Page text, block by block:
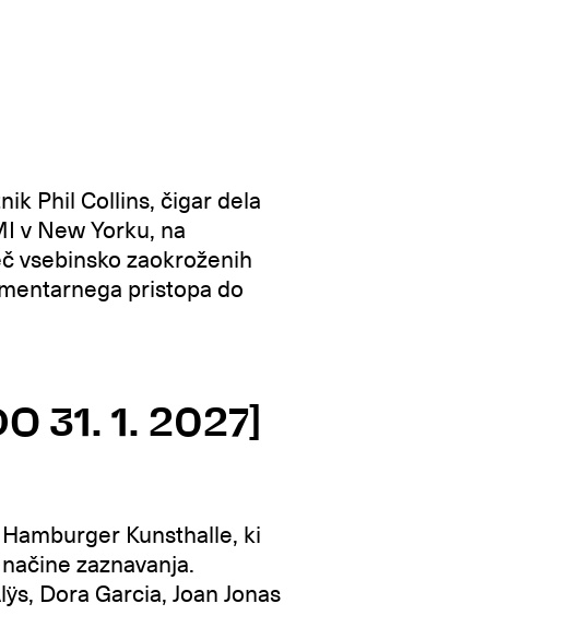
Phil Collins, čigar dela
v New Yorku, na
vsebinsko zaokroženih
pristopa do
31. 1. 2027]
Kunsthalle, ki
zaznavanja.
Dora Garcia, Joan Jonas